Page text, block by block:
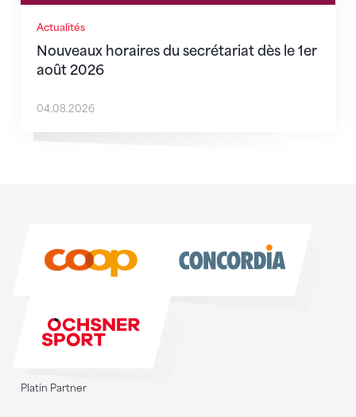
Actualités
Nouveaux horaires du secrétariat dès le 1er
août 2026
04.08.2026
Platin Partner